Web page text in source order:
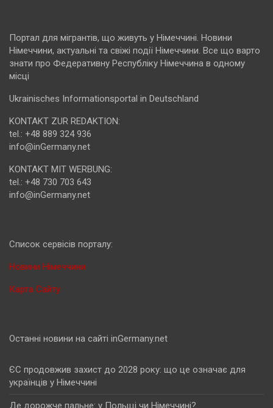
Портал для мігрантів, що живуть у Німеччині. Новини
Німеччини, актуальні та свіжі події Німеччини. Все що варто
знати про Федеративну Республіку Німеччина в одному
місці
Ukrainisches Informationsportal in Deutschland
KONTAKT ZUR REDAKTION:
tel.: +48 889 324 936
info@inGermany.net
KONTAKT MIT WERBUNG:
tel.: +48 730 703 643
info@inGermany.net
Cписок сервісів порталу:
Новини Німеччини
Карта Сайту
Останні новини на сайті inGermany.net
ЄС продовжив захист до 2028 року: що це означає для
українців у Німеччині
Де дорожче пальне: у Польщі чи Німеччині?